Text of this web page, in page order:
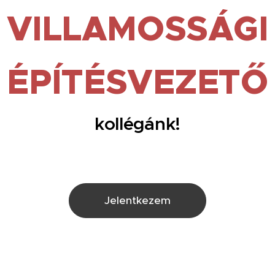
VILLAMOSSÁGI
ÉPÍTÉSVEZETŐ
kollégánk!
Jelentkezem